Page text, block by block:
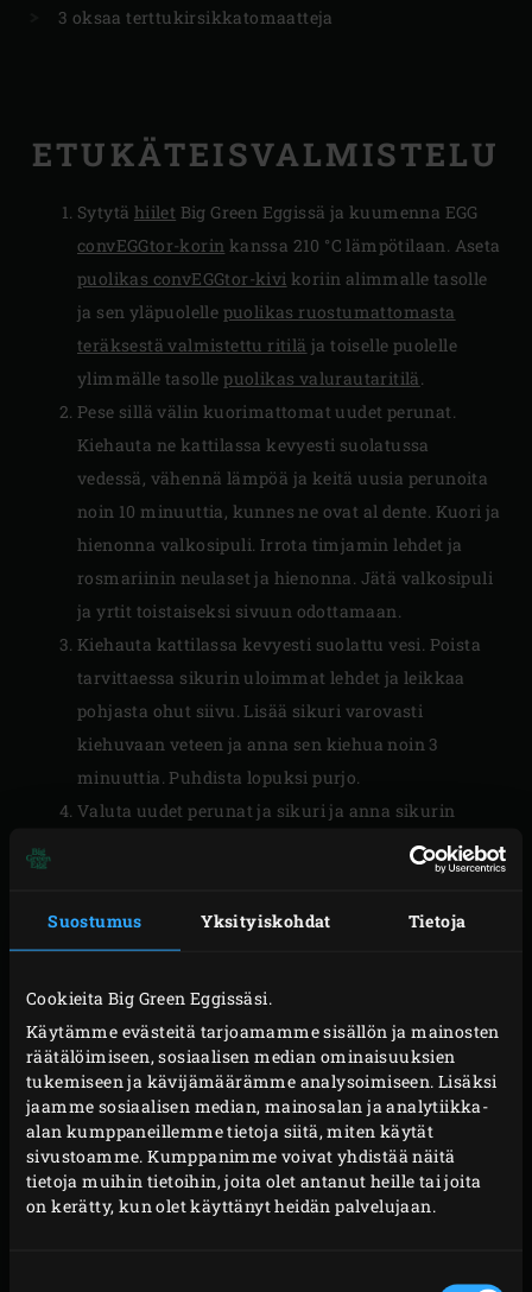
Suostumus Yksityiskohdat Tietoja
Cookieita Big Green Eggissäsi.
Käytämme evästeitä tarjoamamme sisällön ja mainosten
räätälöimiseen, sosiaalisen median ominaisuuksien
tukemiseen ja kävijämäärämme analysoimiseen. Lisäksi
jaamme sosiaalisen median, mainosalan ja analytiikka-
alan kumppaneillemme tietoja siitä, miten käytät
sivustoamme. Kumppanimme voivat yhdistää näitä
tietoja muihin tietoihin, joita olet antanut heille tai joita
on kerätty, kun olet käyttänyt heidän palvelujaan.
3 oksaa terttukirsikkatomaatteja
ETUKÄTEISVALMISTELU
Sytytä hiilet Big Green Eggissä ja kuumenna EGG
convEGGtor-korin kanssa 210 °C lämpötilaan. Aseta
puolikas convEGGtor-kivi koriin alimmalle tasolle
ja sen yläpuolelle puolikas ruostumattomasta
teräksestä valmistettu ritilä ja toiselle puolelle
ylimmälle tasolle puolikas valurautaritilä.
Pese sillä välin kuorimattomat uudet perunat.
Kiehauta ne kattilassa kevyesti suolatussa
vedessä, vähennä lämpöä ja keitä uusia perunoita
noin 10 minuuttia, kunnes ne ovat al dente. Kuori ja
hienonna valkosipuli. Irrota timjamin lehdet ja
rosmariinin neulaset ja hienonna. Jätä valkosipuli
ja yrtit toistaiseksi sivuun odottamaan.
Kiehauta kattilassa kevyesti suolattu vesi. Poista
tarvittaessa sikurin uloimmat lehdet ja leikkaa
pohjasta ohut siivu. Lisää sikuri varovasti
kiehuvaan veteen ja anna sen kiehua noin 3
minuuttia. Puhdista lopuksi purjo.
Valuta uudet perunat ja sikuri ja anna sikurin
mahdollisimman paljon kosteutta, kääri kukin
varsi pekoniviipaleeseen ja kiinnitä cocktailtikulla.
VALMISTUS
Voitele entrecôte oliiviöljyllä ja ripottele päälle
suolaa ja pippuria. Aseta entrecôte puolikkaalle
valurautaritilälle ja grillaa noin 2 minuuttia.
Käännä lihaa neljänneskierros ja grillaa vielä 2
minuuttia. Käännä entrecôte ja grillaa toista puolta
2 x 2 minuuttia. Grillaa sillä välin purjoa
ulkopuoli on hiiltynyt. Sulje EGGin kansi jokaisen